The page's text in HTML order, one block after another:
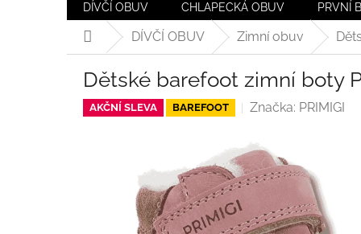
DÍVČÍ OBUV CHLAPECKÁ OBUV PRVNÍ
DomůDÍVČÍ OBUV Zimní obuv
Dětské barefoot zimní boty
AKČNÍ SLEVA BAREFOOT Značka: PRIMIGI